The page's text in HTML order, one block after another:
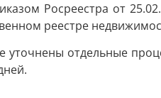
Росреестра от
реестре
отдельные